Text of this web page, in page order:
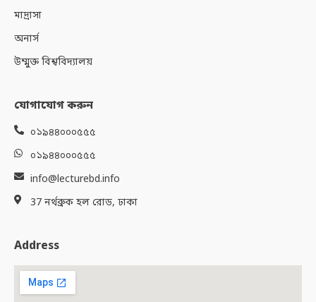
মাদ্রাসা
অনার্স
উম্মুক্ত বিশ্ববিদ্যালয়
যোগাযোগ করুন
০১৯৪৪০০০৫৫৫
০১৯৪৪০০০৫৫৫
info@lecturebd.info
37 নর্থব্রুক হল রোড, ঢাকা
Address